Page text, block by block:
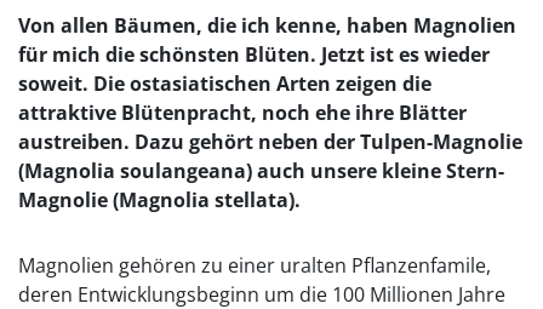
Von allen Bäumen, die ich kenne, haben Magnolien
für mich die schönsten Blüten. Jetzt ist es wieder
soweit. Die ostasiatischen Arten zeigen die
attraktive Blütenpracht, noch ehe ihre Blätter
austreiben. Dazu gehört neben der Tulpen-Magnolie
(Magnolia soulangeana) auch unsere kleine Stern-
Magnolie (Magnolia stellata).
Magnolien gehören zu einer uralten Pflanzenfamile,
deren Entwicklungsbeginn um die 100 Millionen Jahre